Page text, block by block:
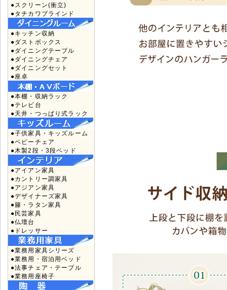
●スクリーン(衝立)
●タチカワブラインド
●キッチン収納
●ダストボックス
●ダイニングテーブル
●ダイニングチェア
●ダイニングセット
●座卓
●本棚・収納ラック
●テレビ台
●天井・つっぱり式ラック
●子供家具・キッズルーム
●ベビーチェア
●木製2段・3段ベッド
●アイアン家具
●カントリー調家具
●アジアン家具
●デザイナーズ家具
●籐・ラタン家具
●民芸家具
●仏壇台
●ドレッサー
●業務用家具シリーズ
●業務用・宿泊用ベッド
●法事チェア・テーブル
●業務用座椅子